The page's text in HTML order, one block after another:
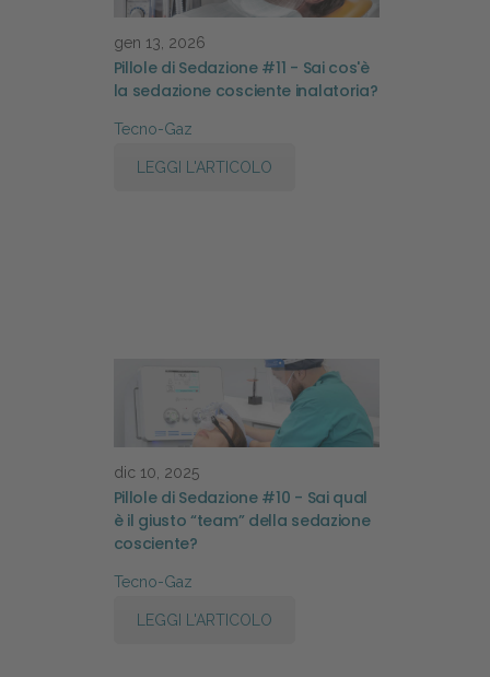
gen 13, 2026
Pillole di Sedazione #11 - Sai cos'è
la sedazione cosciente inalatoria?
Tecno-Gaz
LEGGI L'ARTICOLO
dic 10, 2025
Pillole di Sedazione #10 - Sai qual
è il giusto “team” della sedazione
cosciente?
Tecno-Gaz
LEGGI L'ARTICOLO